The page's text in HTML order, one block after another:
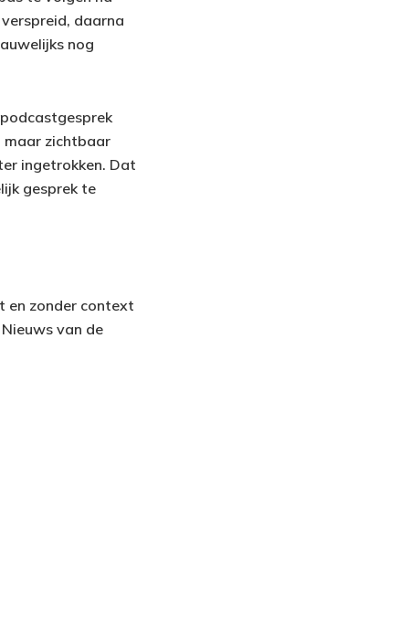
daarna
nog
maar zichtbaar
ingetrokken. Dat
gesprek te
en zonder context
van de